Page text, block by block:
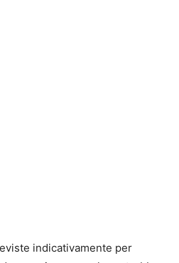
indicativamente per